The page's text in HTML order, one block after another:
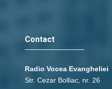
Contact
Radio Vocea Evangheliei
Str. Cezar Bolliac, nr. 26